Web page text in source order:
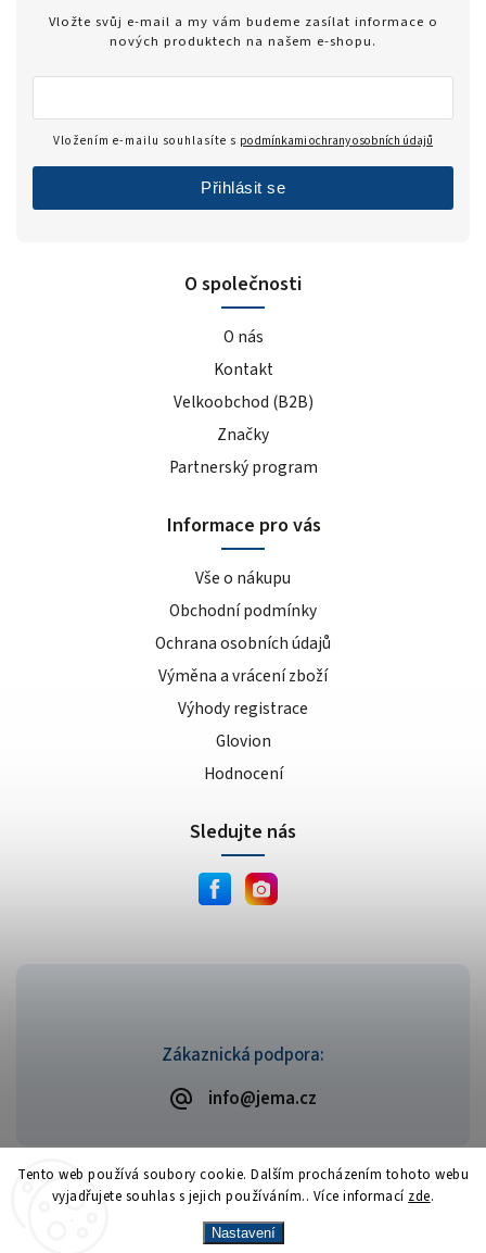
Tento web používá soubory cookie. Dalším procházením tohoto webu
vyjadřujete souhlas s jejich používáním.. Více informací zde.
Nastavení
Zákaznická podpora:
info@jema.cz
O společnosti
O nás
Kontakt
Velkoobchod (B2B)
Značky
Partnerský program
Informace pro vás
Vše o nákupu
Obchodní podmínky
Ochrana osobních údajů
Výměna a vrácení zboží
Výhody registrace
Glovion
Hodnocení
Vložte svůj e-mail a my vám budeme zasílat informace o
nových produktech na našem e-shopu.
Vložením e-mailu souhlasíte s podmínkami ochrany osobních údajů
Přihlásit se
Sledujte nás
Copyright 2026JEMA.cz. Všechna práva vyhrazena.
VytvořilShoptet| Design